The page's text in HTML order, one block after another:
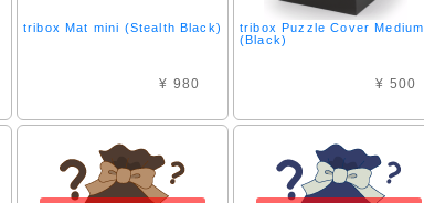
tribox Mat mini (Stealth Black)
¥ 980
tribox Puzzle Cover Medium
(Black)
¥ 500